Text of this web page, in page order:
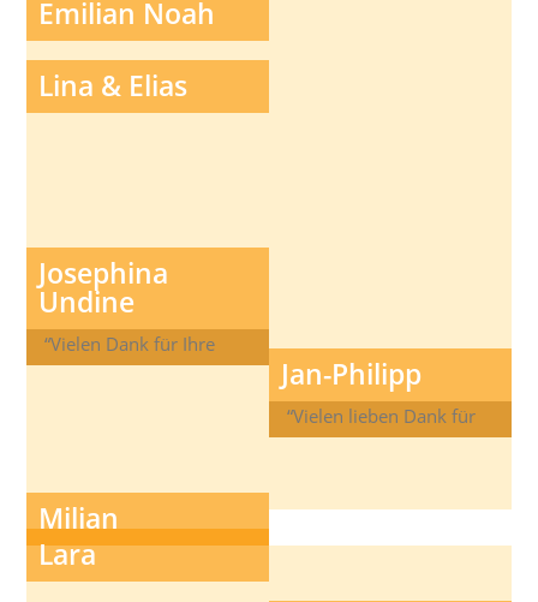
Emilian Noah
Lina & Elias
Josephina
Undine
“Vielen Dank für Ihre
Unterstützung bei der
Jan-Philipp
“Vielen lieben Dank für
alles!”
Milian
“Wir sind sehr sehr
glücklich und danken
Lara